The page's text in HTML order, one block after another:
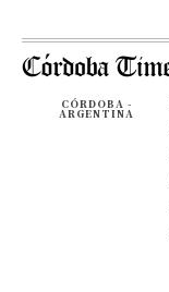
CÓRDOBA -
ARGENTINA